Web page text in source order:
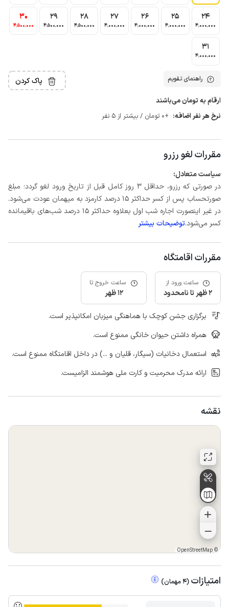
24
4٬000٬000
25
4٬000٬000
26
4٬000٬000
27
4٬000٬000
28
4٬500٬000
29
4٬500٬000
30
4٬500٬000
31
4٬000٬000
راهنمای تقویم پاک کردن
ارقام به تومان می‌باشند
نرخ هر نفر اضافه: +0 تومان / بیشتر از 5 نفر
مقررات لغو رزرو
سیاست متعادل:
در صورتی که رزرو، حداقل 3 روز کامل قبل از تاریخ ورود لغو گردد؛ مبلغ
صورتحساب پس از کسر حداکثر 15 درصد کارمزد به میهمان عودت می‌شود.
در غیر اینصورت اجاره شب اول بعلاوه حداکثر 15 درصد شب‌های باقیمانده
کسر می‌شود.توضیحات بیشتر
مقررات اقامتگاه
ساعت ورود از
2 ظهر تا نامحدود
ساعت خروج تا
12 ظهر
برگزاری جشن کوچک با هماهنگی میزبان امکانپذیر است.
همراه داشتن حیوان خانگی ممنوع است.
استعمال دخانیات (سیگار، قلیان و ...) در داخل اقامتگاه ممنوع است.
ارائه مدرک محرمیت و کارت ملی هوشمند الزامیست.
نقشه
©
OpenStreetMap
امتیازات (
4مهمان)